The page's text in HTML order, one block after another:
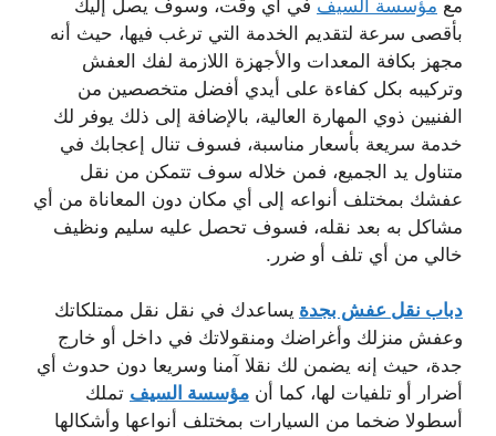
مع مؤسسة السيف في أي وقت، وسوف يصل إليك
بأقصى سرعة لتقديم الخدمة التي ترغب فيها، حيث أنه
مجهز بكافة المعدات والأجهزة اللازمة لفك العفش
وتركيبه بكل كفاءة على أيدي أفضل متخصصين من
الفنيين ذوي المهارة العالية، بالإضافة إلى ذلك يوفر لك
خدمة سريعة بأسعار مناسبة، فسوف تنال إعجابك في
متناول يد الجميع، فمن خلاله سوف تتمكن من نقل
عفشك بمختلف أنواعه إلى أي مكان دون المعاناة من أي
مشاكل به بعد نقله، فسوف تحصل عليه سليم ونظيف
خالي من أي تلف أو ضرر.
دباب نقل عفش بجدة يساعدك في نقل نقل ممتلكاتك
وعفش منزلك وأغراضك ومنقولاتك في داخل أو خارج
جدة، حيث إنه يضمن لك نقلا آمنا وسريعا دون حدوث أي
أضرار أو تلفيات لها، كما أن مؤسسة السيف تملك
أسطولا ضخما من السيارات بمختلف أنواعها وأشكالها